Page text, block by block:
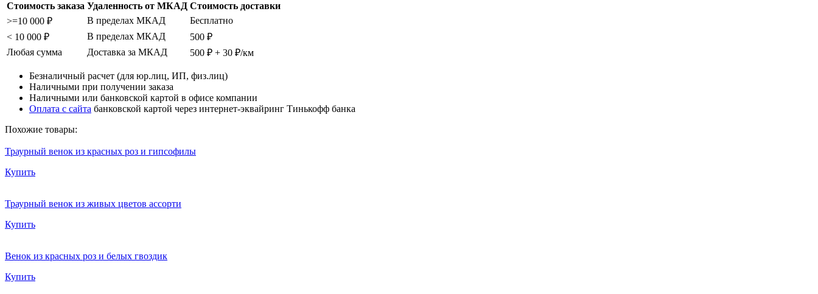
Стоимость заказа Удаленность от МКАД Стоимость доставки
>=10 000 ₽
В пределах МКАД
Бесплатно
< 10 000 ₽
В пределах МКАД
500 ₽
Любая сумма
Доставка за МКАД 500 ₽ + 30 ₽/км
Безналичный расчет (для юр.лиц, ИП, физ.лиц)
Наличными при получении заказа
Наличными или банковской картой в офисе компании
Оплата с сайта банковской картой через интернет-эквайринг Тинькофф банка
Похожие товары:
Траурный венок из красных роз и гипсофилы
Купить
Траурный венок из живых цветов ассорти
Купить
Венок из красных роз и белых гвоздик
Купить